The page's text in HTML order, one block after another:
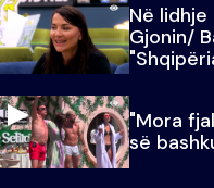
Në
Gjonin/
madhe
"Mora
së